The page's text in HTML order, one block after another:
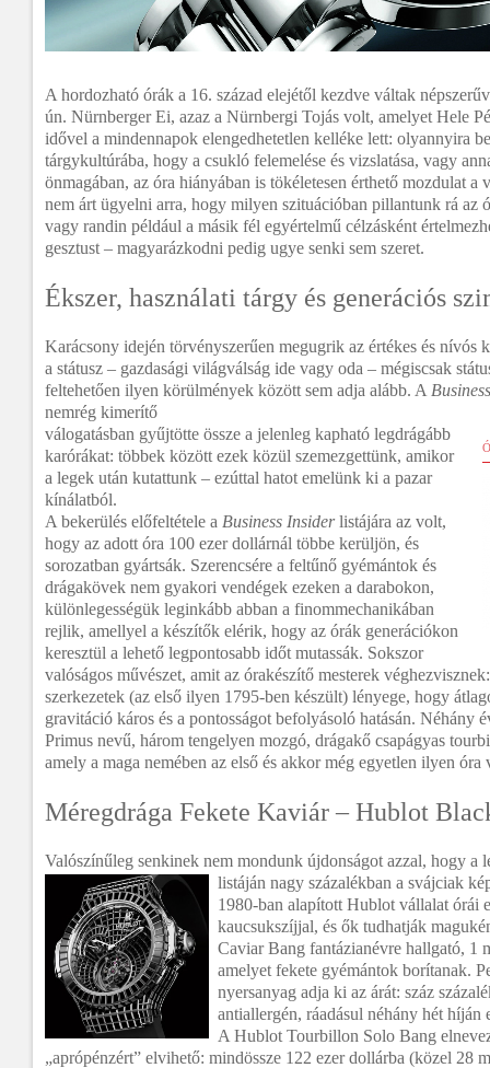
A hordozható órák a 16. század elejétől kezdve váltak
ún. Nürnberger Ei, azaz a Nürnbergi Tojás volt, amelyet Hele
idővel a mindennapok elengedhetetlen kelléke lett: olyannyira
tárgykultúrába, hogy a csukló felemelése és vizslatása, vagy
önmagában, az óra hiányában is tökéletesen érthető mozdulat
nem árt ügyelni arra, hogy milyen szituációban pillantunk rá az
vagy randin például a másik fél egyértelmű célzásként
gesztust – magyarázkodni pedig ugye senki sem szeret.
Ékszer, használati tárgy és generációs
Karácsony idején törvényszerűen megugrik az értékes és nívós
a státusz – gazdasági világválság ide vagy oda – mégiscsak
feltehetően ilyen körülmények között sem adja alább. A
nemrég kimerítő
válogatásban gyűjtötte össze a jelenleg kapható legdrágább
karórákat: többek között ezek közül szemezgettünk, amikor
a legek után kutattunk – ezúttal hatot emelünk ki a pazar
kínálatból.
A bekerülés előfeltétele a Business Insiderlistájára az volt,
hogy az adott óra 100 ezer dollárnál többe kerüljön, és
sorozatban gyártsák. Szerencsére a feltűnő gyémántok és
drágakövek nem gyakori vendégek ezeken a darabokon,
különlegességük leginkább abban a finommechanikában
rejlik, amellyel a készítők elérik, hogy az órák generációkon
keresztül a lehető legpontosabb időt mutassák. Sokszor
valóságos művészet, amit az órakészítő mesterek
szerkezetek (az első ilyen 1795-ben készült) lényege, hogy
gravitáció káros és a pontosságot befolyásoló hatásán. Néhány
Primus nevű, három tengelyen mozgó, drágakő csapágyas
amely a maga nemében az első és akkor még egyetlen ilyen
Méregdrága Fekete Kaviár – Hublot
Valószínűleg senkinek nem mondunk újdonságot azzal, hogy a
listáján nagy százalékban a svájciak
1980-ban alapított Hublot vállalat órái
kaucsukszíjjal, és ők tudhatják
Caviar Bang fantázianévre hallgató, 1
amelyet fekete gyémántok borítanak.
nyersanyag adja ki az árát: száz
antiallergén, ráadásul néhány hét híján
A Hublot Tourbillon Solo Bang
„aprópénzért” elvihető: mindössze 122 ezer dollárba (közel 28